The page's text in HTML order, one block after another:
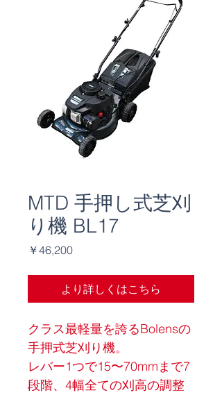
MTD 手押し式芝刈
り機 BL17
￥46,200価
より詳しくはこちら
クラス最軽量を誇るBolensの
手押式芝刈り機。
レバー1つで15〜70mmまで7
段階、4幅全ての刈高の調整